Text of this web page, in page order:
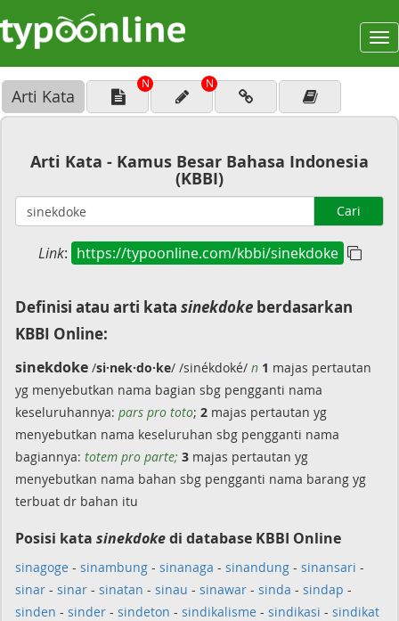
Arti Kata
N N
Arti Kata - Kamus Besar Bahasa Indonesia
(KBBI)
Cari
Link: https://typoonline.com/kbbi/sinekdoke
Definisi atau arti kata sinekdoke berdasarkan
KBBI Online:
sinekdoke /si·nek·do·ke/ /sinékdoké/ n 1 majas pertautan
yg menyebutkan nama bagian sbg pengganti nama
keseluruhannya: pars pro toto; 2 majas pertautan yg
menyebutkan nama keseluruhan sbg pengganti nama
bagiannya: totem pro parte; 3 majas pertautan yg
menyebutkan nama bahan sbg pengganti nama barang yg
terbuat dr bahan itu
Posisi kata sinekdokedi database KBBI Online
sinagoge - sinambung - sinanaga - sinandung - sinansari -
sinar - sinar - sinatan - sinau - sinawar - sinda - sindap -
sinden - sinder - sindeton - sindikalisme - sindikasi - sindikat